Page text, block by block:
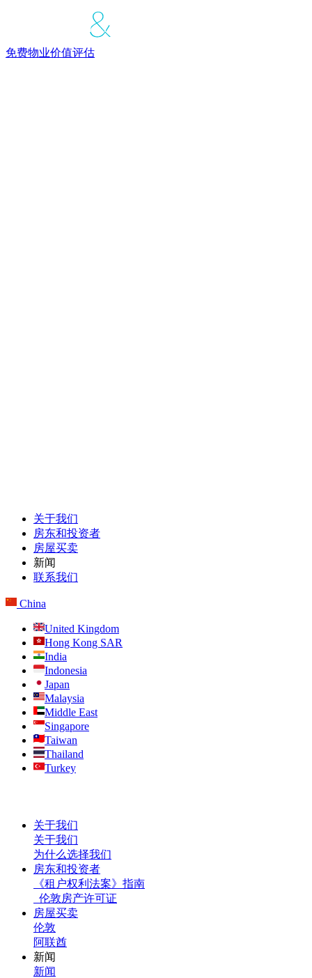
免费物业价值评估
关于我们
房东和投资者
房屋买卖
新闻
联系我们
China
United Kingdom
Hong Kong SAR
India
Indonesia
Japan
Malaysia
Middle East
Singapore
Taiwan
Thailand
Turkey
关于我们
关于我们
为什么选择我们
房东和投资者
《租户权利法案》指南
伦敦房产许可证
房屋买卖
伦敦
阿联酋
新闻
新闻